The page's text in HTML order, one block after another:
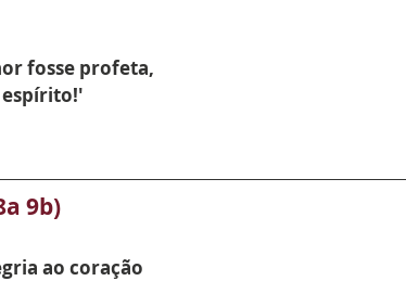
fosse profeta,
espírito!'
9b)
ao coração